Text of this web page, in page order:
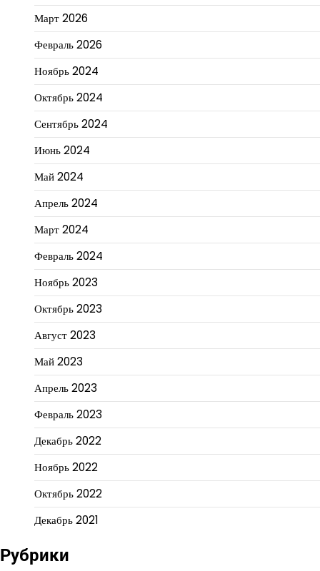
Март 2026
Февраль 2026
Ноябрь 2024
Октябрь 2024
Сентябрь 2024
Июнь 2024
Май 2024
Апрель 2024
Март 2024
Февраль 2024
Ноябрь 2023
Октябрь 2023
Август 2023
Май 2023
Апрель 2023
Февраль 2023
Декабрь 2022
Ноябрь 2022
Октябрь 2022
Декабрь 2021
Рубрики